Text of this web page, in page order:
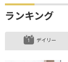
ランキング
デイリー